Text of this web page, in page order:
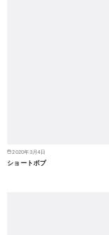
2020年3月4日
ショートボブ